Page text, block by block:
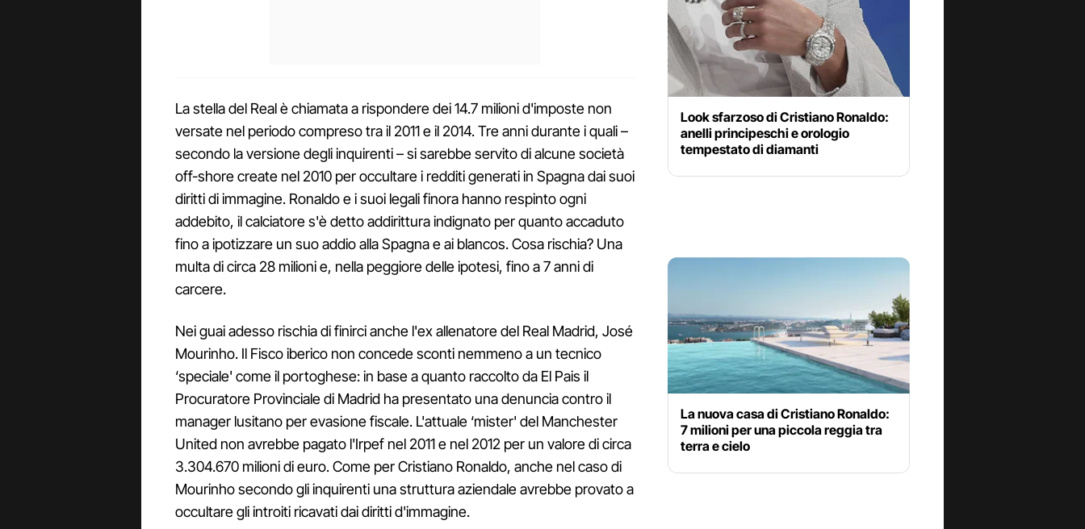
La stella del Real è chiamata a rispondere dei 14.7 milioni d'imposte non
versate nel periodo compreso tra il 2011 e il 2014. Tre anni durante i quali –
secondo la versione degli inquirenti – si sarebbe servito di alcune società
off-shore create nel 2010 per occultare i redditi generati in Spagna dai suoi
diritti di immagine. Ronaldo e i suoi legali finora hanno respinto ogni
addebito, il calciatore s'è detto addirittura indignato per quanto accaduto
fino a ipotizzare un suo addio alla Spagna e ai blancos. Cosa rischia? Una
multa di circa 28 milioni e, nella peggiore delle ipotesi, fino a 7 anni di
carcere.
Nei guai adesso rischia di finirci anche l'ex allenatore del Real Madrid, José
Mourinho. Il Fisco iberico non concede sconti nemmeno a un tecnico
‘speciale' come il portoghese: in base a quanto raccolto da El Pais il
Procuratore Provinciale di Madrid ha presentato una denuncia contro il
manager lusitano per evasione fiscale. L'attuale ‘mister' del Manchester
United non avrebbe pagato l'Irpef nel 2011 e nel 2012 per un valore di circa
3.304.670 milioni di euro. Come per Cristiano Ronaldo, anche nel caso di
Mourinho secondo gli inquirenti una struttura aziendale avrebbe provato a
occultare gli introiti ricavati dai diritti d'immagine.
Look sfarzoso di Cristiano Ronaldo:
anelli principeschi e orologio
tempestato di diamanti
La nuova casa di Cristiano Ronaldo:
7 milioni per una piccola reggia tra
terra e cielo